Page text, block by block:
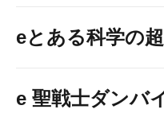
eとある科学の
e 聖戦士ダンバ